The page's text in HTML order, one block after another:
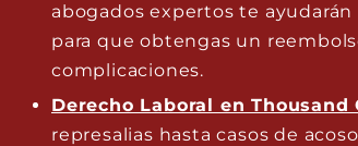
abogados expertos te
para que obtengas un
complicaciones.
Derecho Laboral en Thousand
represalias hasta casos de